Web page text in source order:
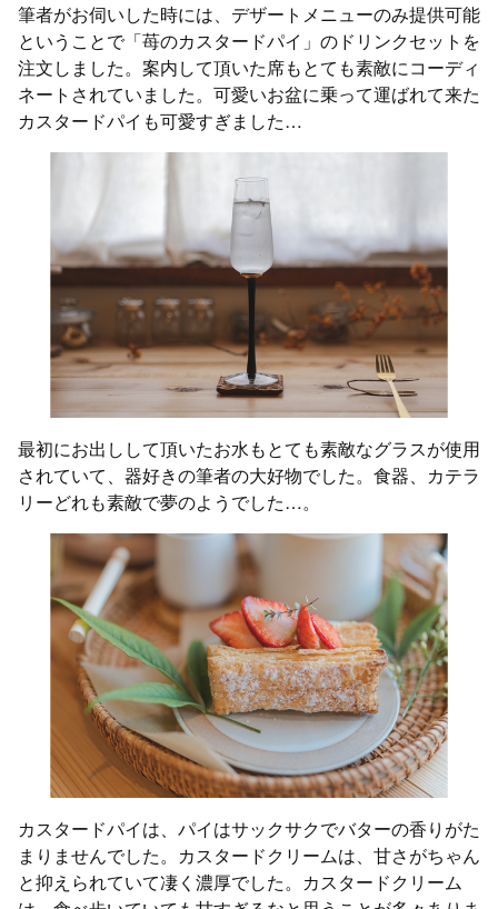
筆者がお伺いした時には、デザートメニューのみ提供可能
ということで「苺のカスタードパイ」のドリンクセットを
注文しました。案内して頂いた席もとても素敵にコーディ
ネートされていました。可愛いお盆に乗って運ばれて来た
カスタードパイも可愛すぎました…
最初にお出しして頂いたお水もとても素敵なグラスが使用
されていて、器好きの筆者の大好物でした。食器、カテラ
リーどれも素敵で夢のようでした…。
カスタードパイは、パイはサックサクでバターの香りがた
まりませんでした。カスタードクリームは、甘さがちゃん
と抑えられていて凄く濃厚でした。カスタードクリーム